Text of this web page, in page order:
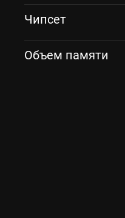
Чипсет
Объем памяти